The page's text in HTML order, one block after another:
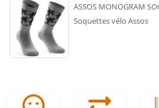
ASSOS MONOGRAM
Soquettes vélo Assos